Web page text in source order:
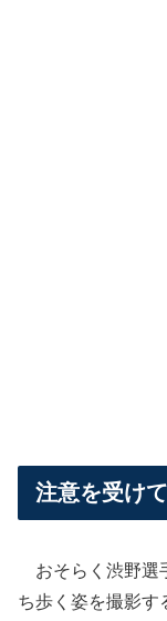
注意を受け
おそらく渋野選
ち歩く姿を撮影す